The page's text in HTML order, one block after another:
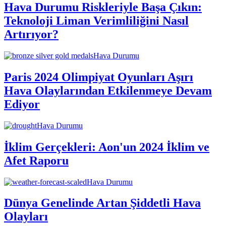
Hava Durumu Riskleriyle Başa Çıkın:
Teknoloji Liman Verimliliğini Nasıl
Artırıyor?
Hava Durumu
Paris 2024 Olimpiyat Oyunları Aşırı
Hava Olaylarından Etkilenmeye Devam
Ediyor
Hava Durumu
İklim Gerçekleri: Aon'un 2024 İklim ve
Afet Raporu
Hava Durumu
Dünya Genelinde Artan Şiddetli Hava
Olayları